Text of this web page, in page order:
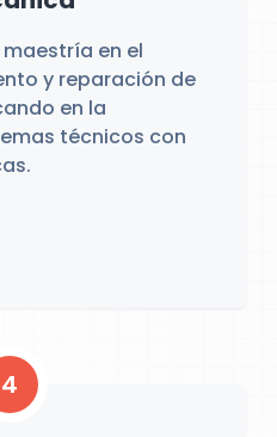
en el
y reparación de
en la
técnicos con
4